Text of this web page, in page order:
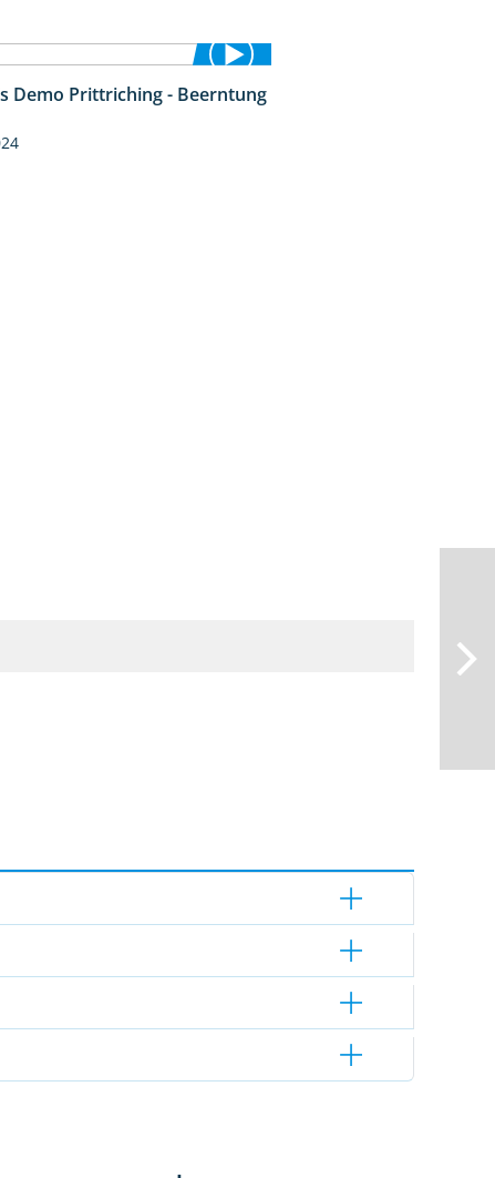
12:28
Demo Prittriching - Beerntung